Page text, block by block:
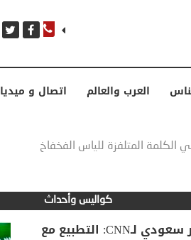
مصدر سعودي لـCNN: التطبيع مع إسرائيل مرهون بمسار لا رجعة فيه نحو إقامة دولة فلسطينية
العرب والعالم اتصال و ميديا
الكلمة المتلفزة للياس الفخفاخ
كواليس وأحداث
مصدر سعودي لـCNN: التطبيع مع